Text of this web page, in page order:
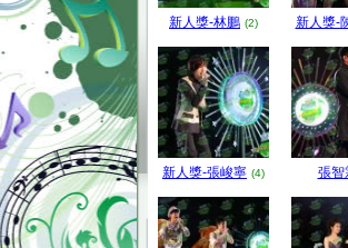
新人獎-林鵬 (2) 新人獎-
新人獎-張峻寧 (4) 張智